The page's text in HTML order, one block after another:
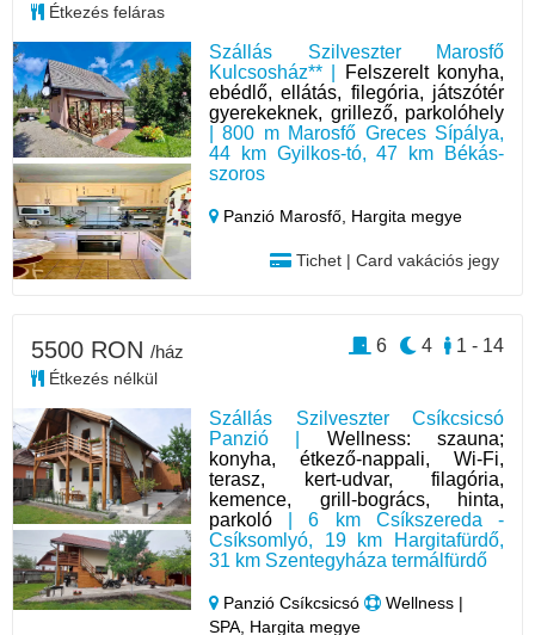
Szállás Szilveszter Marosfő
Kulcsosház** |
Felszerelt konyha,
ebédlő, ellátás, filegória, játszótér
gyerekeknek, grillező, parkolóhely
| 800 m Marosfő Greces Sípálya,
44 km Gyilkos-tó, 47 km Békás-
szoros
Panzió Marosfő, Hargita megye
Tichet | Card vakációs jegy
Étkezés feláras
Szállás Szilveszter Csíkcsicsó
Panzió | Wellness: szauna;
konyha, étkező-nappali, Wi-Fi,
terasz, kert-udvar, filagória,
kemence, grill-bogrács, hinta,
parkoló | 6 km Csíkszereda -
Csíksomlyó, 19 km Hargitafürdő,
31 km Szentegyháza termálfürdő
Panzió Csíkcsicsó
Wellness |
SPA, Hargita megye
5500 RON /ház
Étkezés nélkül
1 - 14
4
6